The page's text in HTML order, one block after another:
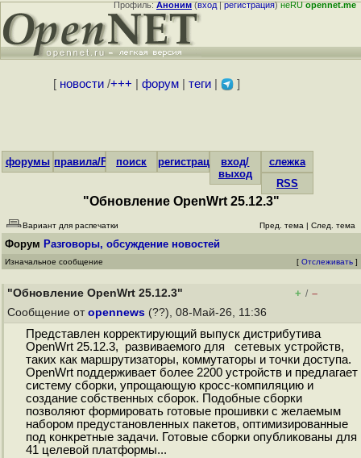
Профиль:Аноним(вход|регистрация)неRUopennet.me
[ новости/+++ форум| теги| ]
форумы правила/FAQпоиск регистрациявход/
выход
слежка
RSS
"Обновление OpenWrt 25.12.3"
Вариант для распечатки Пред. тема | След. тема
Форум Разговоры, обсуждение новостей
Изначальное сообщение [ Отслеживать ]
"Обновление OpenWrt 25.12.3" + / –
Сообщение от opennews (??), 08-Май-26, 11:36
Представлен корректирующий выпуск дистрибутива
OpenWrt 25.12.3, развиваемого для сетевых устройств,
таких как маршрутизаторы, коммутаторы и точки доступа.
OpenWrt поддерживает более 2200 устройств и предлагает
систему сборки, упрощающую кросс-компиляцию и
создание собственных сборок. Подобные сборки
позволяют формировать готовые прошивки с желаемым
набором предустановленных пакетов, оптимизированные
под конкретные задачи. Готовые сборки опубликованы для
41 целевой платформы...